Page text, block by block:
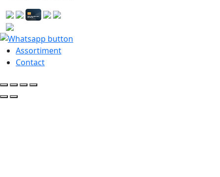
Assortiment
Contact